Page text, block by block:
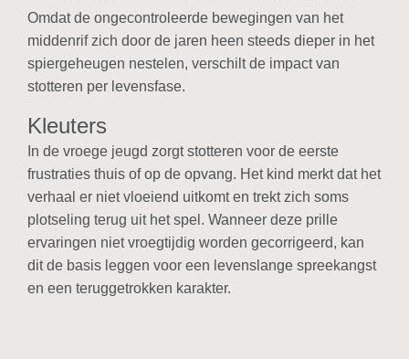
Omdat de ongecontroleerde bewegingen van het
middenrif zich door de jaren heen steeds dieper in het
spiergeheugen nestelen, verschilt de impact van
stotteren per levensfase.
Kleuters
In de vroege jeugd zorgt stotteren voor de eerste
frustraties thuis of op de opvang. Het kind merkt dat het
verhaal er niet vloeiend uitkomt en trekt zich soms
plotseling terug uit het spel. Wanneer deze prille
ervaringen niet vroegtijdig worden gecorrigeerd, kan
dit de basis leggen voor een levenslange spreekangst
en een teruggetrokken karakter.